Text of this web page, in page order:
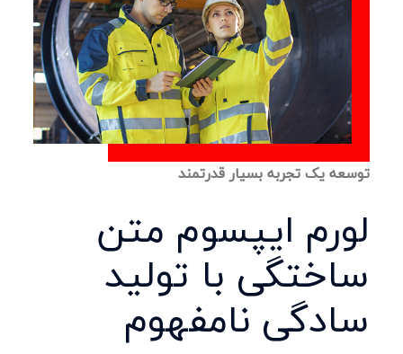
توسعه یک تجربه بسیار قدرتمند
لورم ایپسوم متن
ساختگی با تولید
سادگی نامفهوم